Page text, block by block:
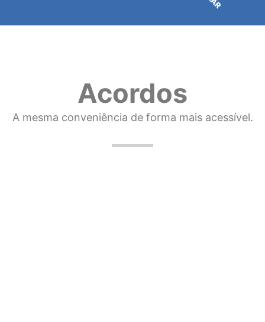
Acordos
A mesma conveniência de forma mais acessível.